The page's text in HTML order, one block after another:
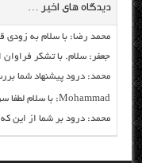
دیدگاه های اخیر …
محمد رضا: با سلام به زودی
جعفر: سلام. با تشکر فراوان
محمد: درود پیشنهاد شما
Mohammad: با سلام لطفا سریال جومونگ را بدون سانس...
محمد: درود بر شما از این